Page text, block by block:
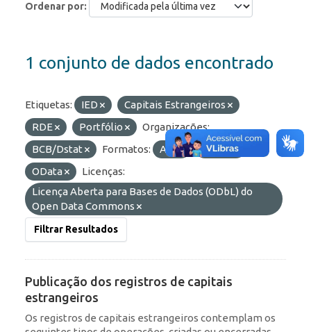
Ordenar por
1 conjunto de dados encontrado
Etiquetas: IED
Capitais Estrangeiros
RDE
Portfólio
Organizações:
BCB/Dstat
Formatos: API
HTML
OData
Licenças:
Licença Aberta para Bases de Dados (ODbL) do
Open Data Commons
Filtrar Resultados
Publicação dos registros de capitais
estrangeiros
Os registros de capitais estrangeiros contemplam os